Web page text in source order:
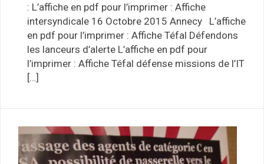
: L’affiche en pdf pour l’imprimer : Affiche
intersyndicale 16 Octobre 2015 Annecy L’affiche
en pdf pour l’imprimer : Affiche Téfal Défendons
les lanceurs d’alerte L’affiche en pdf pour
l’imprimer : Affiche Téfal défense missions de l’IT
[…]